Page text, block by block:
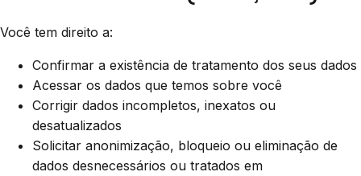
Você tem direito a:
Confirmar a existência de tratamento dos seus dados
Acessar os dados que temos sobre você
Corrigir dados incompletos, inexatos ou
desatualizados
Solicitar anonimização, bloqueio ou eliminação de
dados desnecessários ou tratados em